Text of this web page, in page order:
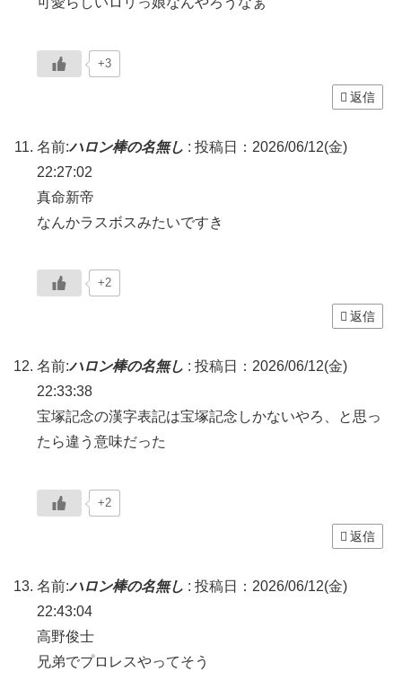
+3
返信
名前:ハロン棒の名無し : 投稿日：2026/06/12(金)
22:27:02
真命新帝
なんかラスボスみたいですき
+2
返信
名前:ハロン棒の名無し : 投稿日：2026/06/12(金)
22:33:38
宝塚記念の漢字表記は宝塚記念しかないやろ、と思っ
たら違う意味だった
+2
返信
名前:ハロン棒の名無し : 投稿日：2026/06/12(金)
22:43:04
高野俊士
兄弟でプロレスやってそう